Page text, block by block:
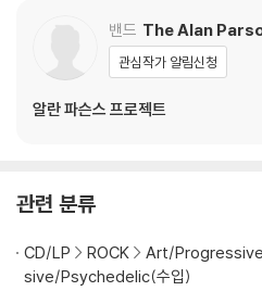
밴드 The Alan
관심작가 알림신청
알란 파슨스 프로젝트
관련 분류
CD/LP ROCK Art/
sive/Psychedelic(수입)